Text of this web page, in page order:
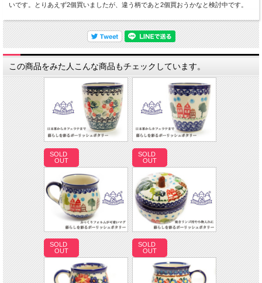
いです。とりあえず2個買いましたが、違う柄であと2個買おうかなと検討中です。
この商品をみた人こんな商品もチェックしています。
SOLD
OUT
SOLD
OUT
SOLD
OUT
SOLD
OUT